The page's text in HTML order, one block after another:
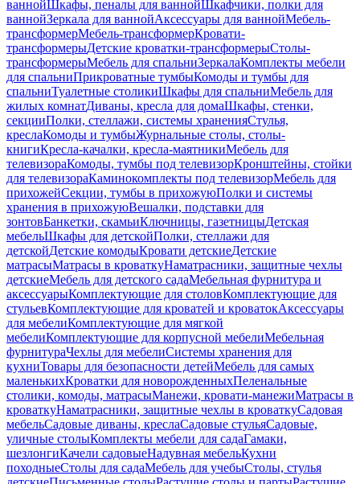
ваннойШкафы, пеналы для ваннойШкафчики, полки для
ваннойЗеркала для ваннойАксессуары для ваннойМебель-
трансформерМебель-трансформерКровати-
трансформерыДетские кроватки-трансформерыСтолы-
трансформерыМебель для спальниЗеркалаКомплекты мебели
для спальниПрикроватные тумбыКомоды и тумбы для
спальниТуалетные столикиШкафы для спальниМебель для
жилых комнатДиваны, кресла для домаШкафы, стенки,
секцииПолки, стеллажи, системы храненияСтулья,
креслаКомоды и тумбыЖурнальные столы, столы-
книгиКресла-качалки, кресла-маятникиМебель для
телевизораКомоды, тумбы под телевизорКронштейны, стойки
для телевизораКаминокомплекты под телевизорМебель для
прихожейСекции, тумбы в прихожуюПолки и системы
хранения в прихожуюВешалки, подставки для
зонтовБанкетки, скамьиКлючницы, газетницыДетская
мебельШкафы для детскойПолки, стеллажи для
детскойДетские комодыКровати детскиеДетские
матрасыМатрасы в кроваткуНаматрасники, защитные чехлы
детскиеМебель для детского садаМебельная фурнитура и
аксессуарыКомплектующие для столовКомплектующие для
стульевКомплектующие для кроватей и кроватокАксессуары
для мебелиКомплектующие для мягкой
мебелиКомплектующие для корпусной мебелиМебельная
фурнитураЧехлы для мебелиСистемы хранения для
кухниТовары для безопасности детейМебель для самых
маленькихКроватки для новорожденныхПеленальные
столики, комоды, матрасыМанежи, кровати-манежиМатрасы в
кроваткуНаматрасники, защитные чехлы в кроваткуСадовая
мебельСадовые диваны, креслаСадовые стульяСадовые,
уличные столыКомплекты мебели для садаГамаки,
шезлонгиКачели садовыеНадувная мебельКухни
походныеСтолы для садаМебель для учебыСтолы, стулья